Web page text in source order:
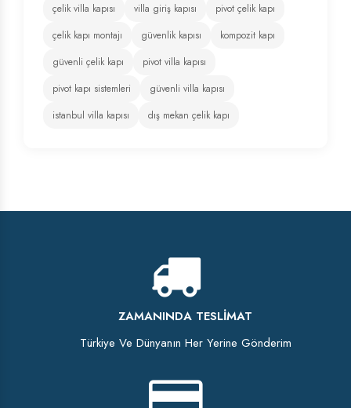
çelik villa kapısı
villa giriş kapısı
pivot çelik kapı
çelik kapı montajı
güvenlik kapısı
kompozit kapı
güvenli çelik kapı
pivot villa kapısı
pivot kapı sistemleri
güvenli villa kapısı
istanbul villa kapısı
dış mekan çelik kapı
ZAMANINDA TESLIMAT
Türkiye Ve Dünyanın Her Yerine Gönderim